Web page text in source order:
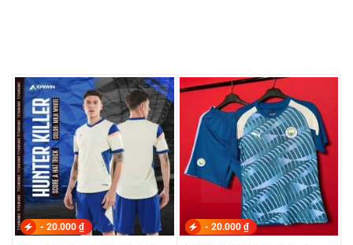
- 20.000 ₫ - 20.000 ₫